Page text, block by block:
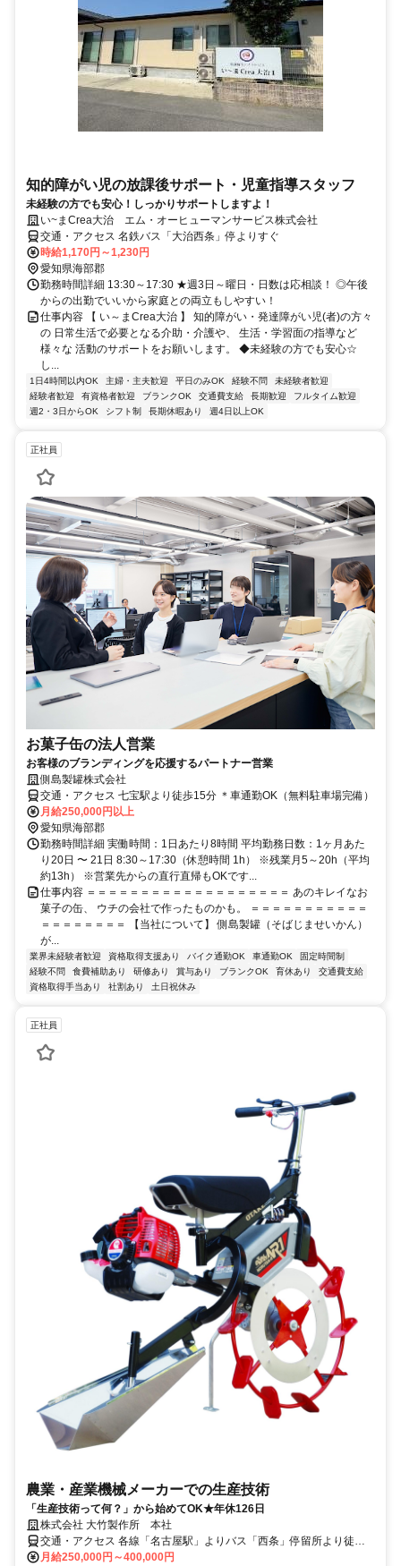
知的障がい児の放課後サポート・児童指導スタッフ
未経験の方でも安心！しっかりサポートしますよ！
い~まCrea大治 エム・オーヒューマンサービス株式会社
交通・アクセス 名鉄バス「大治西条」停よりすぐ
時給1,170円～1,230円
愛知県海部郡
勤務時間詳細 13:30～17:30 ★週3日～曜日・日数は応相談！ ◎午後
からの出勤でいいから家庭との両立もしやすい！
仕事内容 【 い～まCrea大治 】 知的障がい・発達障がい児(者)の方々
の 日常生活で必要となる介助・介護や、 生活・学習面の指導など
様々な 活動のサポートをお願いします。 ◆未経験の方でも安心☆
し...
1日4時間以内OK 主婦・主夫歓迎 平日のみOK 経験不問
未経験者歓迎
経験者歓迎
有資格者歓迎 ブランクOK 交通費支給 長期歓迎
フルタイム歓迎
週2・3日からOK
シフト制 長期休暇あり 週4日以上OK
正社員
お菓子缶の法人営業
お客様のブランディングを応援するパートナー営業
側島製罐株式会社
交通・アクセス 七宝駅より徒歩15分 ＊車通勤OK（無料駐車場完備）
月給250,000円以上
愛知県海部郡
勤務時間詳細 実働時間：1日あたり8時間 平均勤務日数：1ヶ月あた
り20日 〜 21日 8:30～17:30（休憩時間 1h） ※残業月5～20h（平均
約13h） ※営業先からの直行直帰もOKです...
仕事内容 ＝＝＝＝＝＝＝＝＝＝＝＝＝＝＝＝＝＝＝ あのキレイなお
菓子の缶、 ウチの会社で作ったものかも。 ＝＝＝＝＝＝＝＝＝＝＝
＝＝＝＝＝＝＝＝ 【当社について】 側島製罐（そばじませいかん）
が...
業界未経験者歓迎 資格取得支援あり バイク通勤OK 車通勤OK
固定時間制
経験不問
食費補助あり 研修あり 賞与あり ブランクOK 育休あり
交通費支給
資格取得手当あり
社割あり 土日祝休み
正社員
農業・産業機械メーカーでの生産技術
「生産技術って何？」から始めてOK★年休126日
株式会社 大竹製作所 本社
交通・アクセス 各線「名古屋駅」よりバス「西条」停留所より徒歩7
分★マイカー通勤OK（駐車場完備）
月給250,000円～400,000円